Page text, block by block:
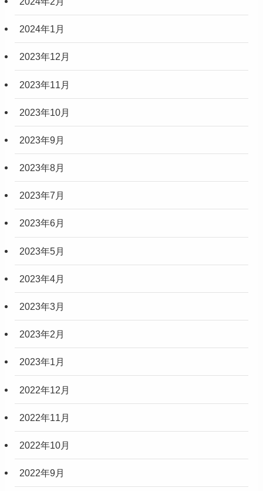
2024年1月
2023年12月
2023年11月
2023年10月
2023年9月
2023年8月
2023年7月
2023年6月
2023年5月
2023年4月
2023年3月
2023年2月
2023年1月
2022年12月
2022年11月
2022年10月
2022年9月